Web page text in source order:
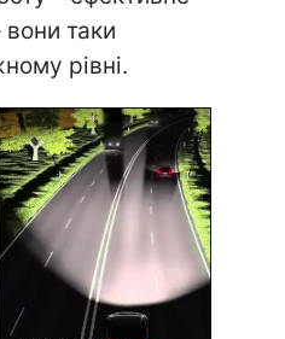
вони таки
рівні.